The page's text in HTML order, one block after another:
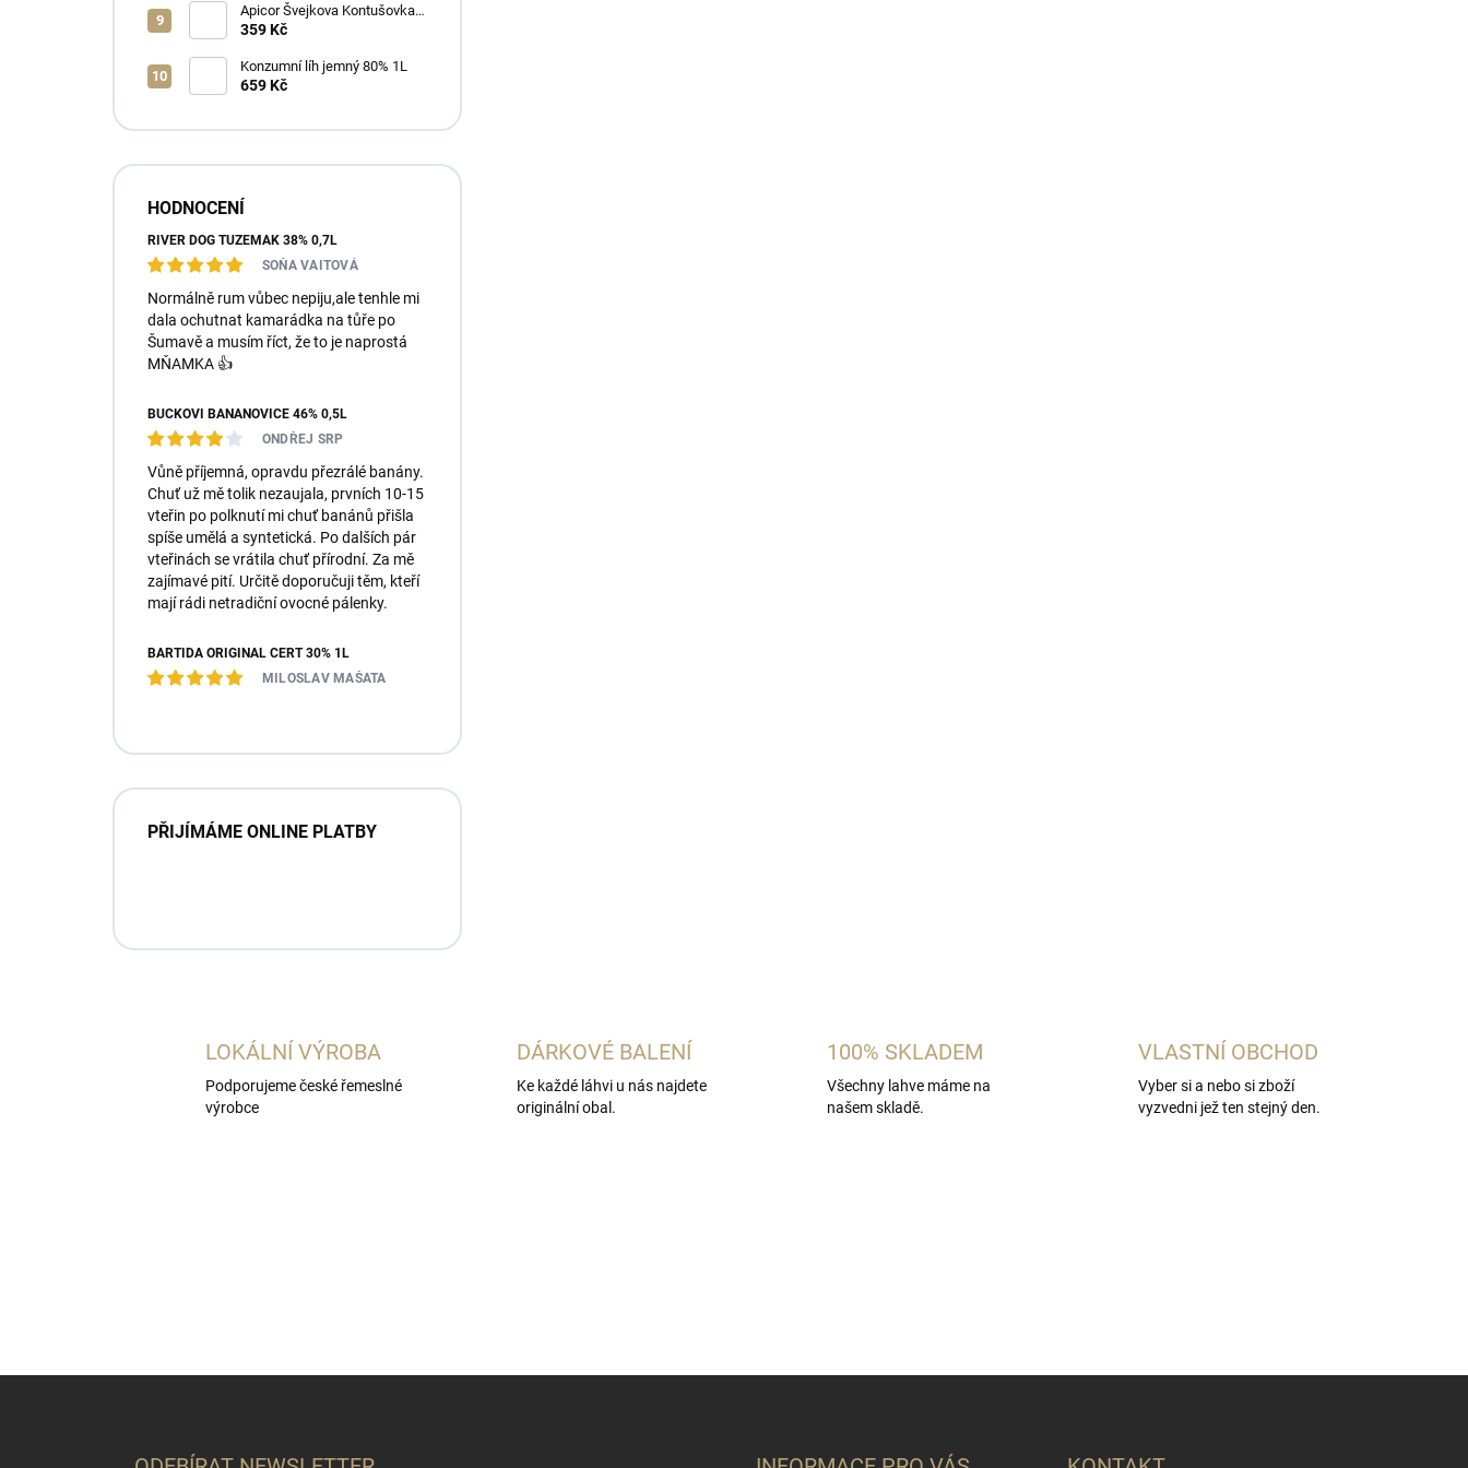
Apicor Švejkova Kontušovka
40% 0,5L
359 Kč
Konzumní líh jemný 80% 1L
659 Kč
HODNOCENÍ
RIVER DOG TUZEMÁK 38% 0,7L
SOŇA VAITOVÁ
Normálně rum vůbec nepiju,ale tenhle mi
dala ochutnat kamarádka na tůře po
Šumavě a musím říct, že to je naprostá
MŇAMKA 👍
BUČKOVI BANÁNOVICE 46% 0,5L
ONDŘEJ SRP
Vůně příjemná, opravdu přezrálé banány.
Chuť už mě tolik nezaujala, prvních 10-15
vteřin po polknutí mi chuť banánů přišla
spíše umělá a syntetická. Po dalších pár
vteřinách se vrátila chuť přírodní. Za mě
zajímavé pití. Určitě doporučuji těm, kteří
mají rádi netradiční ovocné pálenky.
BARTIDA ORIGINÁL ČERT 30% 1L
MILOSLAV MAŠATA
PŘIJÍMÁME ONLINE PLATBY
LOKÁLNÍ VÝROBA
Podporujeme české řemeslné
výrobce
DÁRKOVÉ BALENÍ
Ke každé láhvi u nás najdete
originální obal.
100% SKLADEM
Všechny lahve máme na
našem skladě.
VLASTNÍ OBCHOD
Vyber si a nebo si zboží
vyzvedni jež ten stejný den.